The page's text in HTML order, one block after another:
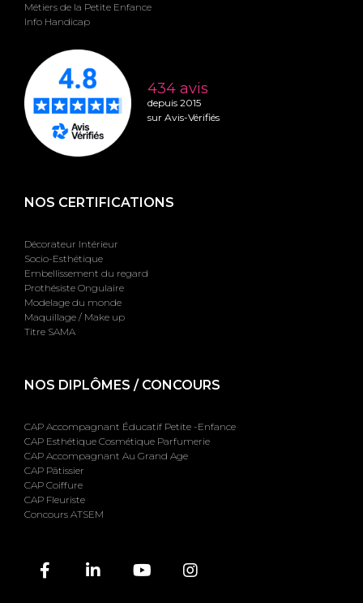
Métiers de la Petite Enfance
Info Handicap
434 avis
depuis 2015
sur Avis-Vérifiés
NOS CERTIFICATIONS
Décorateur Intérieur
Socio-Esthétique
Embellissement du regard
Prothésiste Ongulaire
Modelage du monde
Maquillage / Make up
Titre SAMA
NOS DIPLÔMES / CONCOURS
CAP Accompagnant Éducatif Petite -Enfance
CAP Esthétique Cosmétique Parfumerie
CAP Accompagnant Au Grand Age
CAP Pâtissier
CAP Coiffure
CAP Fleuriste
Concours ATSEM